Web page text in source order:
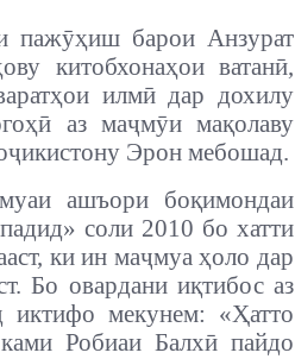
пажӯҳиш барои Анзурат
китобхонаҳои ватанӣ,
илмӣ дар дохилу
аз маҷмӯи мақолаву
Эрон мебошад.
ашъори боқимондаи
соли 2010 бо хатти
ки ин маҷмуа ҳоло дар
Бо овардани иқтибос аз
иктифо мекунем: «Ҳатто
Робиаи Балхӣ пайдо